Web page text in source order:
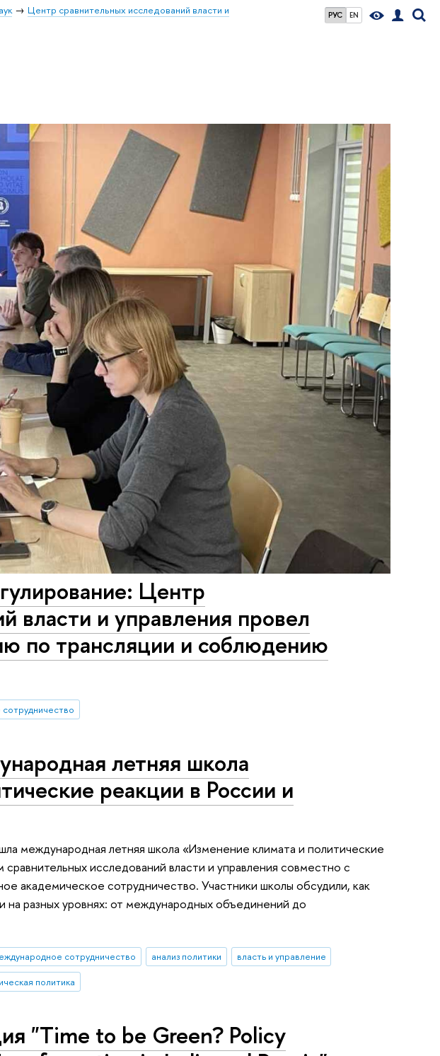
РУС EN
Центр сравнительных исследований власти и
Центр
власти и управления провел
по трансляции и соблюдению
летняя школа
реакции в России и
международная летняя школа «Изменение климата и политические
исследований власти и управления совместно с
академическое сотрудничество. Участники школы обсудили, как
на разных уровнях: от международных объединений до
сотрудничество анализ политики
власть и управление
политика
"Time to be Green? Policy